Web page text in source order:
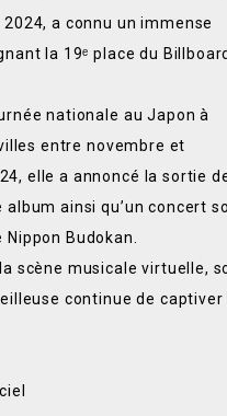
a connu un immense
la 19ᵉ place du Billboard
nationale au Japon à
entre novembre et
elle a annoncé la sortie
ainsi qu’un concert
Nippon Budokan.
scène musicale virtuelle,
continue de captiver